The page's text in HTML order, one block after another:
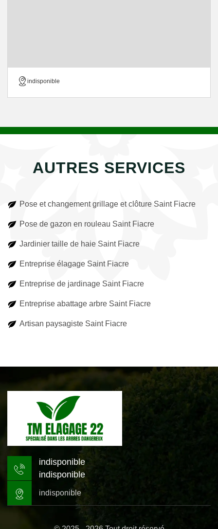
indisponible
AUTRES SERVICES
Pose et changement grillage et clôture Saint Fiacre
Pose de gazon en rouleau Saint Fiacre
Jardinier taille de haie Saint Fiacre
Entreprise élagage Saint Fiacre
Entreprise de jardinage Saint Fiacre
Entreprise abattage arbre Saint Fiacre
Artisan paysagiste Saint Fiacre
indisponible
indisponible
indisponible